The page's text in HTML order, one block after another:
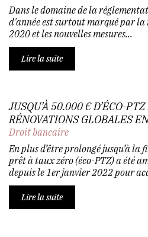
Dans le domaine de la
d'année est surtout marqué par la
2020 et les nouvelles mesures...
Lire la suite
JUSQU’À 50.000 € D’ÉCO-
RÉNOVATIONS GLOBALES
Droit bancaire
En plus d’être prolongé jusqu’à la
prêt à taux zéro (éco-PTZ) a été
depuis le 1er janvier 2022 pour
Lire la suite